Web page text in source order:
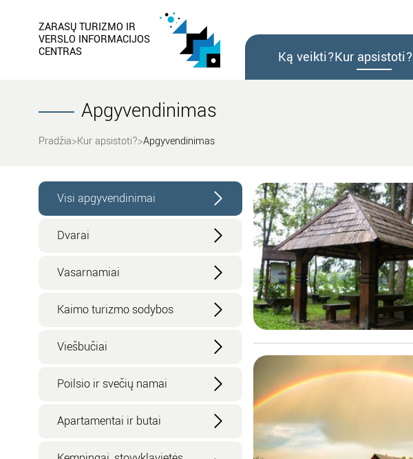
ZARASŲ TURIZMO IR
VERSLO INFORMACIJOS
CENTRAS
Ką veikti?Kur apsistoti?
Apgyvendinimas
Pradžia Kur apsistoti? Apgyvendinimas
Visi apgyvendinimai
Dvarai
Vasarnamiai
Kaimo turizmo sodybos
Viešbučiai
Poilsio ir svečių namai
Apartamentai ir butai